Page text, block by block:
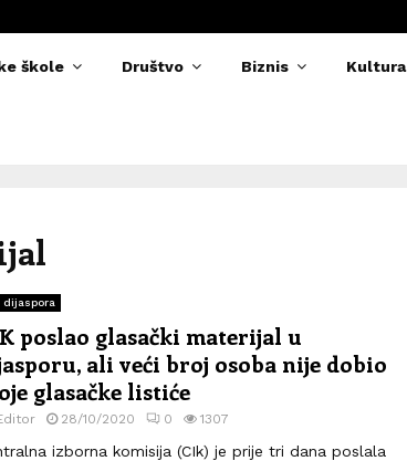
škole Društvo Biznis Kultura
dijaspora
poslao glasački materijal u
ali veći broj osoba nije dobio
glasačke listiće
28/10/2020 0 1307
izborna komisija (CIk) je prije tri dana poslala